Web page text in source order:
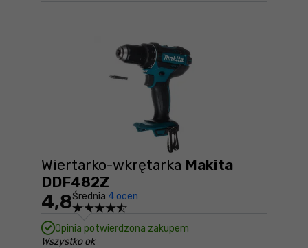
Wiertarko-wkrętarka Makita
DDF482Z
4,8Średnia 4 ocen
Opinia potwierdzona zakupem
Wszystko ok